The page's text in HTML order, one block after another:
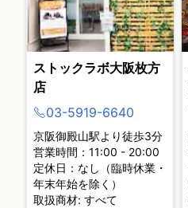
ストックラボ大阪枚方
店
03-5919-6640
京阪御殿山駅より徒歩3分
営業時間：11:00 - 20:00
定休日：なし（臨時休業・
年末年始を除く）
取扱商材: すべて